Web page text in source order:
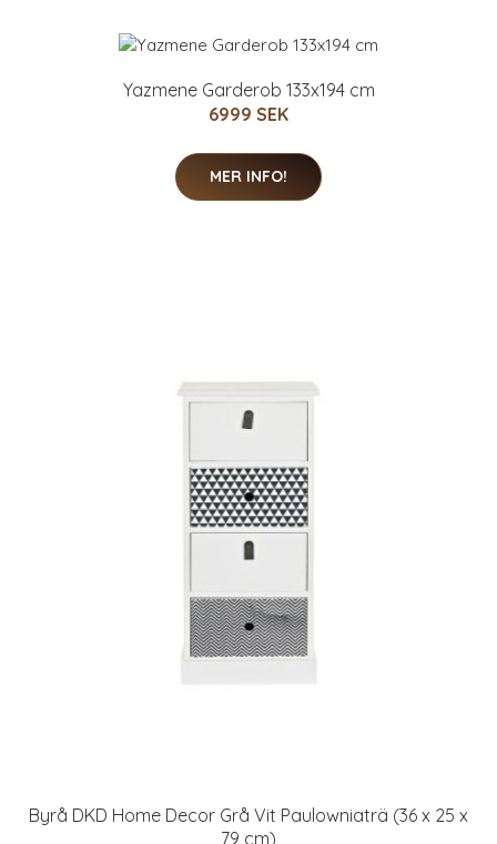
Yazmene Garderob 133x194 cm
6999 SEK
MER INFO!
Byrå DKD Home Decor Grå Vit Paulowniaträ (36 x 25 x
79 cm)